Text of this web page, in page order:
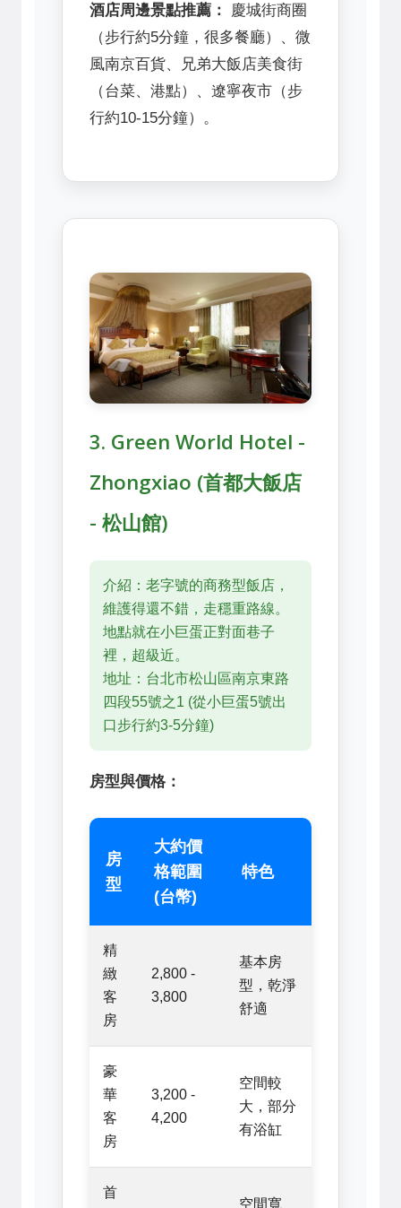
酒店周邊景點推薦：
慶城街商圈
（步行約5分鐘，很多餐廳）、微
風南京百貨、兄弟大飯店美食街
（台菜、港點）、遼寧夜市（步
行約10-15分鐘）。
3. Green World Hotel -
Zhongxiao (首都大飯店
- 松山館)
介紹：老字號的商務型飯店，
維護得還不錯，走穩重路線。
地點就在小巨蛋正對面巷子
裡，超級近。
地址：台北市松山區南京東路
四段55號之1 (從小巨蛋5號出
口步行約3-5分鐘)
房型與價格：
房
型
大約價
格範圍
(台幣)
特色
精
緻
客
房
2,800 -
3,800
基本房
型，乾淨
舒適
豪
華
客
房
3,200 -
4,200
空間較
大，部分
有浴缸
首
空間寬